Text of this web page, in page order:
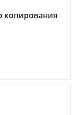
копирования